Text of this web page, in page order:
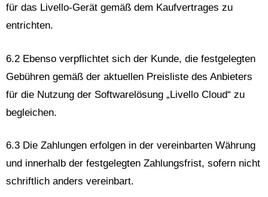
für das Livello-Gerät gemäß dem Kaufvertrages zu
entrichten.
6.2 Ebenso verpflichtet sich der Kunde, die festgelegten
Gebühren gemäß der aktuellen Preisliste des Anbieters
für die Nutzung der Softwarelösung „Livello Cloud“ zu
begleichen.
6.3 Die Zahlungen erfolgen in der vereinbarten Währung
und innerhalb der festgelegten Zahlungsfrist, sofern nicht
schriftlich anders vereinbart.